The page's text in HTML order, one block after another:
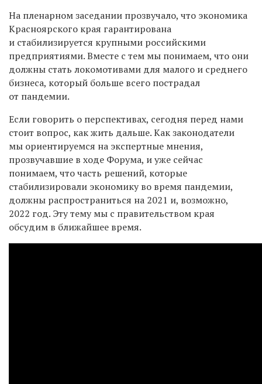
На пленарном заседании прозвучало, что экономика
Красноярского края гарантирована
и стабилизируется крупными российскими
предприятиями. Вместе с тем мы понимаем, что они
должны стать локомотивами для малого и среднего
бизнеса, который больше всего пострадал
от пандемии.
Если говорить о перспективах, сегодня перед нами
стоит вопрос, как жить дальше. Как законодатели
мы ориентируемся на экспертные мнения,
прозвучавшие в ходе Форума, и уже сейчас
понимаем, что часть решений, которые
стабилизировали экономику во время пандемии,
должны распространиться на 2021 и, возможно,
2022 год. Эту тему мы с правительством края
обсудим в ближайшее время.